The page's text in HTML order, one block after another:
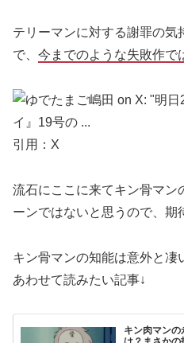
テリーマンに対する謝罪の気
で、 今までのような失敗作で
引用：X
流石にここに来てキン骨マン
ーンではないと思うので、期
キン骨マンの知能は意外と凄
あわせて読みたい記事↓
キン肉マン